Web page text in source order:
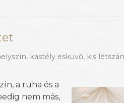
, kastély esküvő, kis
a ruha és a
nem más,